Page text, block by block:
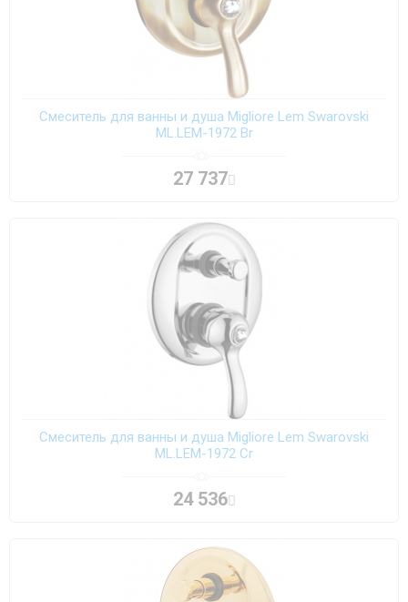
Смеситель для ванны и душа Migliore Lem Swarovski
ML.LEM-1972 Br
27 737
Смеситель для ванны и душа Migliore Lem Swarovski
ML.LEM-1972 Cr
24 536